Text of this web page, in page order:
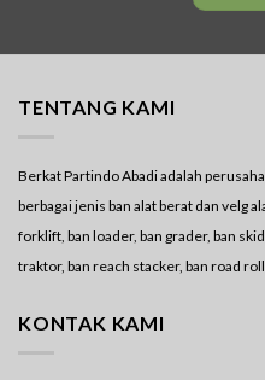
TENTANG KAMI
Berkat Partindo Abadi adalah
berbagai jenis ban alat berat dan velg
forklift, ban loader, ban grader, ban
traktor, ban reach stacker, ban road
KONTAK KAMI